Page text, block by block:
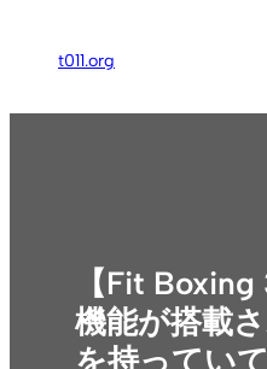
ス
t011.org
【Fit
機能が搭載
を持ってい